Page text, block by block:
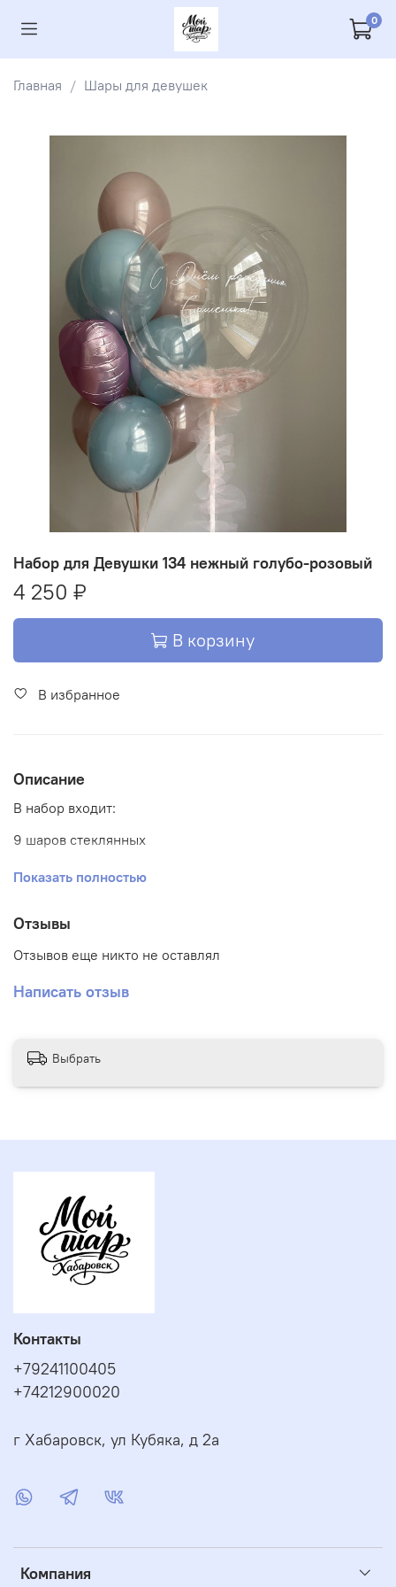
0
Главная Шары для девушек
Набор для Девушки 134 нежный голубо-розовый
4 250 ₽
В корзину
В избранное
Описание
В набор входит:
9 шаров стеклянных
1 шар сердце
Показать полностью
Отзывы
Отзывов еще никто не оставлял
Написать отзыв
Выбрать
Компания
Контакты
+79241100405
+74212900020
г Хабаровск, ул Кубяка, д 2а